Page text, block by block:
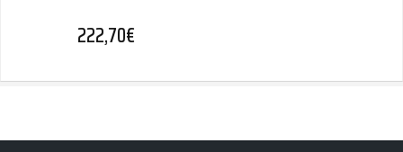
222,70€